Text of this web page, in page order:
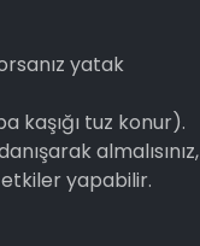
yatak
kaşığı tuz konur).
almalısınız,
yapabilir.